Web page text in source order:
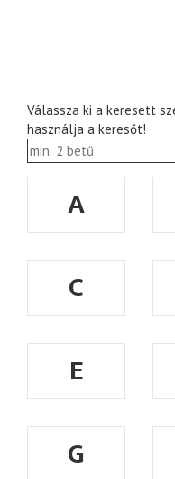
Válassza ki a keresett
használja a keresőt!
A
C
E
G